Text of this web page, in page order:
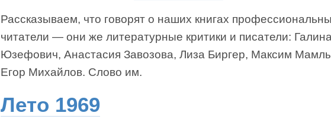
Рассказываем, что говорят о наших книгах
читатели — они же литературные критики и писатели: Галина
Юзефович, Анастасия Завозова, Лиза Биргер, Максим
Егор Михайлов. Слово им.
Лето 1969